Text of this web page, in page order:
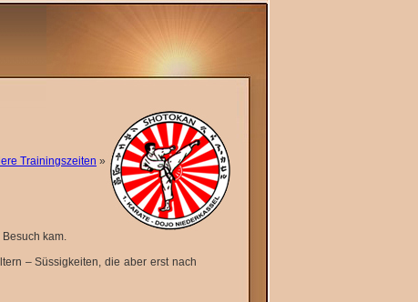
Trainingszeiten »
kam.
– Süssigkeiten, die aber erst nach